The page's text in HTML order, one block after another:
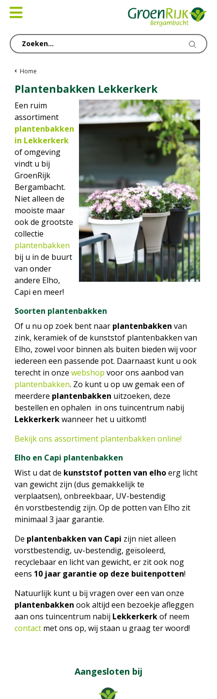
naar
Home
Plantenbakken Lekkerkerk
Een ruim
assortiment
plantenbakken
in Lekkerkerk
of omgeving
vindt u bij
GroenRijk
Bergambacht.
Niet alleen de
mooiste maar
ook de grootste
collectie
plantenbakken
bij u in de buurt
van onder
andere Elho,
Capi en meer!
Soorten plantenbakken
Of u nu op zoek bent naar plantenbakken van
zink, keramiek of de kunststof plantenbakken van
Elho, zowel voor binnen als buiten bieden wij voor
iedereen een passende pot. Daarnaast kunt u ook
terecht in onze webshop voor ons aanbod van
plantenbakken. Zo kunt u op uw gemak een of
meerdere plantenbakken uitzoeken, deze
bestellen en ophalen in ons tuincentrum nabij
Lekkerkerkwanneer het u uitkomt!
Bekijk ons assortiment plantenbakken online!
Elho en Capi plantenbakken
Wist u dat de kunststof potten van elhoerg licht
van gewicht zijn (dus gemakkelijk te
verplaatsen), onbreekbaar, UV-bestendig
én vorstbestendig zijn. Op de potten van Elho zit
minimaal 3 jaar garantie.
De plantenbakken van Capi zijn niet alleen
vorstbestendig, uv-bestendig, geïsoleerd,
recyclebaar en licht van gewicht, er zit ook nog
eens 10 jaar garantie op deze buitenpotten!
Natuurlijk kunt u bij vragen over een van onze
plantenbakken ook altijd een bezoekje afleggen
aan ons tuincentrum nabij Lekkerkerkof neem
contact met ons op, wij staan u graag ter woord!
Aangesloten bij